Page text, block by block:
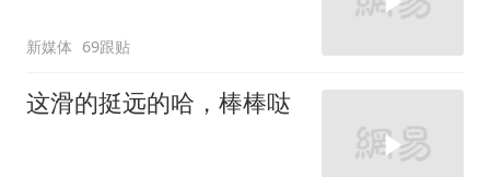
新媒体 69跟贴
这滑的挺远的哈，棒棒哒